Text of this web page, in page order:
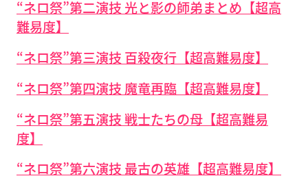
“ネロ祭”第二演技 光と影の師弟まとめ【超高
難易度】
“ネロ祭”第三演技 百殺夜行【超高難易度】
“ネロ祭”第四演技 魔竜再臨【超高難易度】
“ネロ祭”第五演技 戦士たちの母【超高難易
度】
“ネロ祭”第六演技 最古の英雄【超高難易度】